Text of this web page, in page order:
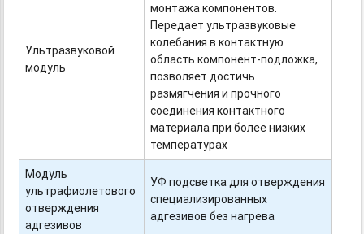
Ультразвуковой
модуль
монтажа компонентов.
Передает ультразвуковые
колебания в контактную
областькомпонент-подложка,
позволяет достичь
размягчения и прочного
соединения контактного
материала при более низких
температурах
Модуль
ультрафиолетового
отверждения
адгезивов
УФ подсветка для отверждения
специализированных
адгезивов без нагрева